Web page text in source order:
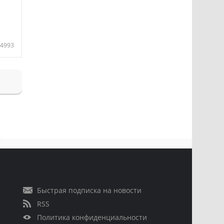
4993
Быстрая подписка на новости
RSS
Политика конфиденциальности